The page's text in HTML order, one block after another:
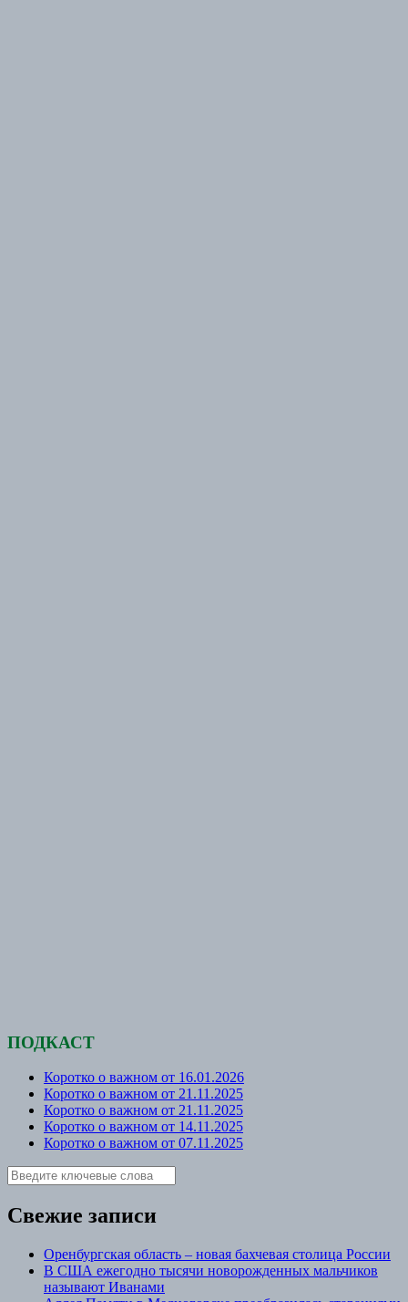
ПОДКАСТ
Коротко о важном от 16.01.2026
Коротко о важном от 21.11.2025
Коротко о важном от 21.11.2025
Коротко о важном от 14.11.2025
Коротко о важном от 07.11.2025
Свежие записи
Оренбургская область – новая бахчевая столица России
В США ежегодно тысячи новорожденных мальчиков
называют Иванами